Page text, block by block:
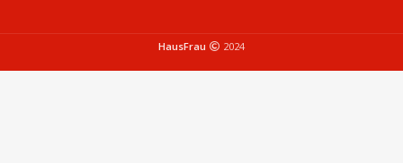
HausFrau 2024